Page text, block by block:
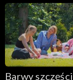
Barwy